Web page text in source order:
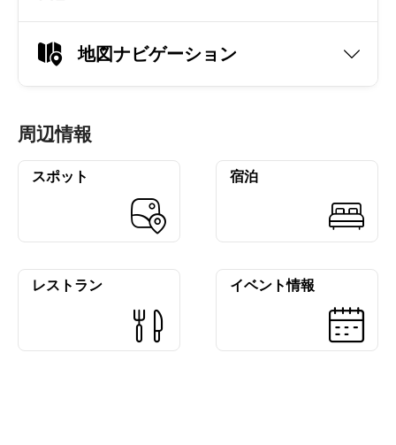
地図ナビゲーション
周辺情報
スポット 宿泊
レストラン イベント情報